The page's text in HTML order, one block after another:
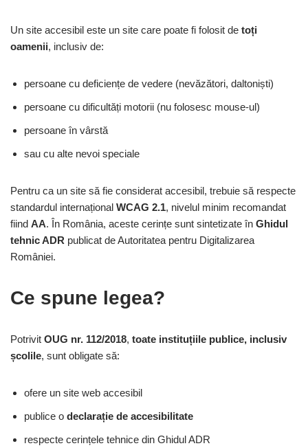
Un site accesibil este un site care poate fi folosit de toți
oamenii, inclusiv de:
persoane cu deficiențe de vedere (nevăzători, daltoniști)
persoane cu dificultăți motorii (nu folosesc mouse-ul)
persoane în vârstă
sau cu alte nevoi speciale
Pentru ca un site să fie considerat accesibil, trebuie să respecte
standardul internațional WCAG 2.1, nivelul minim recomandat
fiind AA. În România, aceste cerințe sunt sintetizate în Ghidul
tehnic ADR publicat de Autoritatea pentru Digitalizarea
României.
Ce spune legea?
Potrivit OUG nr. 112/2018, toate instituțiile publice, inclusiv
școlile, sunt obligate să:
ofere un site web accesibil
publice o declarație de accesibilitate
respecte cerințele tehnice din Ghidul ADR